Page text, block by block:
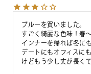
ブルーを買いました。
すごく綺麗な色味！春
インナーを帰れば冬に
デートにもオフィスに
けどもう少し丈が長く